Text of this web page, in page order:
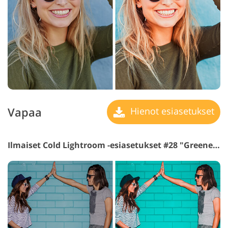
Vapaa Hienot esiasetukset
Ilmaiset Cold Lightroom -esiasetukset #28 "Greenery"